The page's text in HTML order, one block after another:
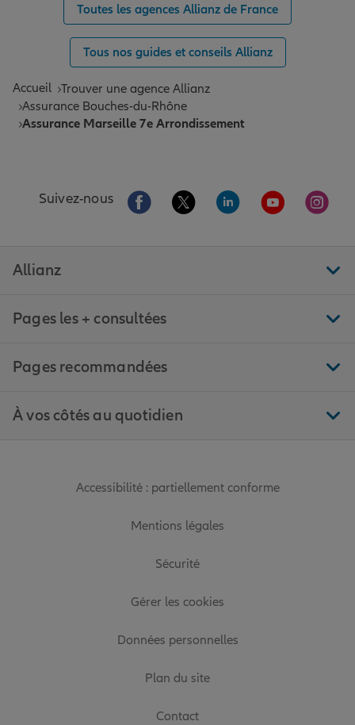
Toutes les agences Allianz de France
Tous nos guides et conseils Allianz
Accueil Trouver une agence Allianz
Assurance Bouches-du-Rhône
Assurance Marseille 7e Arrondissement
Suivez-nous Aller sur la page Facebook de Allianz
Aller sur la page Twitter de
Aller sur la page
Aller sur la
Aller
Allianz
Pages les + consultées
Pages recommandées
À vos côtés au quotidien
Accessibilité : partiellement conforme
Mentions légales
Sécurité
Gérer les cookies
Données personnelles
Plan du site
Contact